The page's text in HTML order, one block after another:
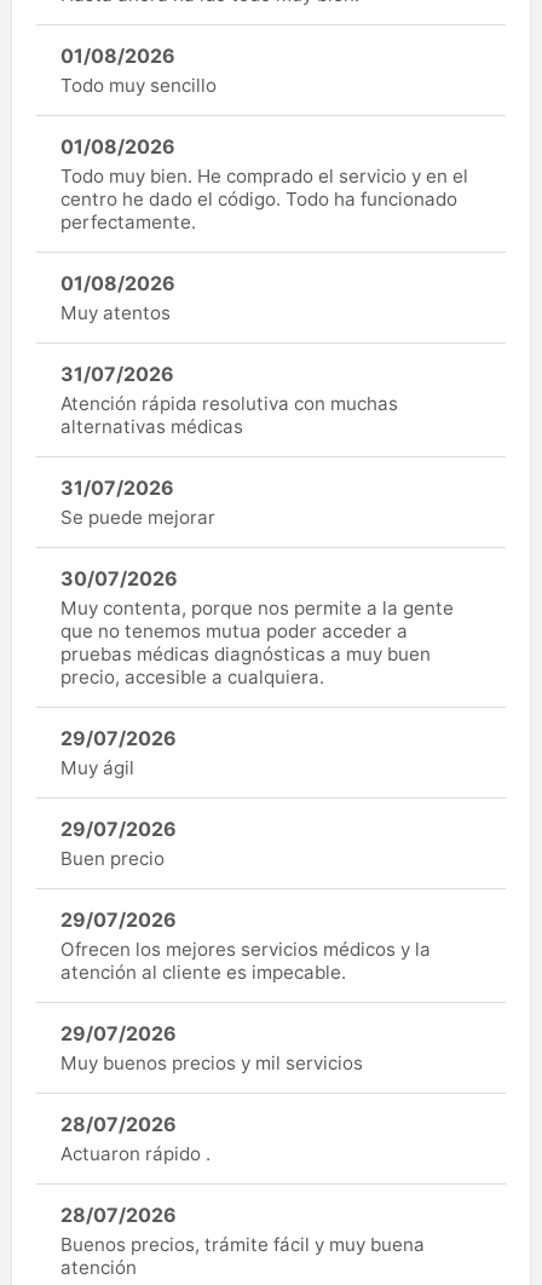
01/08/2026
Todo muy sencillo
01/08/2026
Todo muy bien. He comprado el servicio y en el
centro he dado el código. Todo ha funcionado
perfectamente.
01/08/2026
Muy atentos
31/07/2026
Atención rápida resolutiva con muchas
alternativas médicas
31/07/2026
Se puede mejorar
30/07/2026
Muy contenta, porque nos permite a la gente
que no tenemos mutua poder acceder a
pruebas médicas diagnósticas a muy buen
precio, accesible a cualquiera.
29/07/2026
Muy ágil
29/07/2026
Buen precio
29/07/2026
Ofrecen los mejores servicios médicos y la
atención al cliente es impecable.
29/07/2026
Muy buenos precios y mil servicios
28/07/2026
Actuaron rápido .
28/07/2026
Buenos precios, trámite fácil y muy buena
atención